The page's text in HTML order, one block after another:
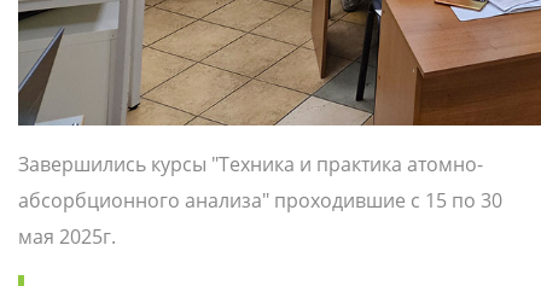
Завершились курсы "Техника и практика атомно-
абсорбционного анализа" проходившие с 15 по 30
мая 2025г.